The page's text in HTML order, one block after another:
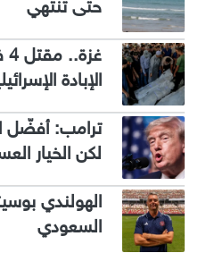
حتى تنتهي
الإبادة الإسرائيلية إلى
ترامب: أفضّل
لكن الخيار
الهولندي
السعودي